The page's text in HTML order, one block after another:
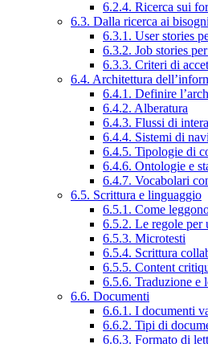
6.2.4. Ricerca sui
6.3. Dalla ricerca ai
6.3.1. User stories
6.3.2. Job stories
6.3.3. Criteri di
6.4. Architettura
6.4.1. Definire
6.4.2. Alberatura
6.4.3. Flussi di
6.4.4. Sistemi di
6.4.5. Tipologie di
6.4.6. Ontologie e
6.4.7. Vocabolari
6.5. Scrittura e linguaggio
6.5.1. Come
6.5.2. Le regole per
6.5.3. Microtesti
6.5.4. Scrittura
6.5.5. Content
6.5.6. Traduzione e
6.6. Documenti
6.6.1. I documenti
6.6.2. Tipi di
6.6.3. Formato di